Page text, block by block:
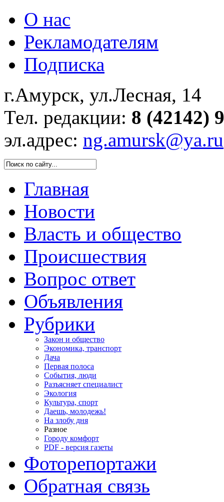
О нас
Рекламодателям
Подписка
г.Амурск, ул.Лесная, 14
Тел. редакции: 8 (42142)
эл.адрес: ng.amursk@ya.ru
Главная
Новости
Власть и общество
Происшествия
Вопрос ответ
Объявления
Рубрики
Закон и общество
Экономика, транспорт
Дача
Первая полоса
События, люди
Разъясняет специалист
Экология
Культура, спорт
Даешь, молодежь!
На злобу дня
Разное
Городу комфорт
PDF - версия газеты
Фоторепортажи
Обратная связь